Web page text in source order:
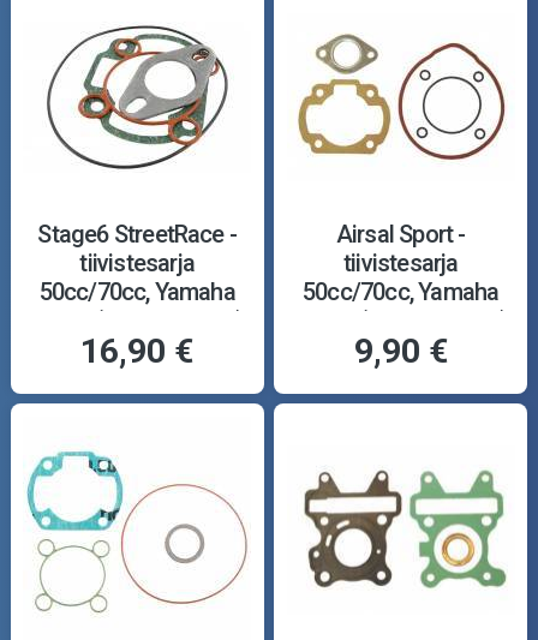
Stage6 StreetRace -
tiivistesarja
50cc/70cc, Yamaha
16,90 €
Airsal Sport -
tiivistesarja
50cc/70cc, Yamaha
9,90 €